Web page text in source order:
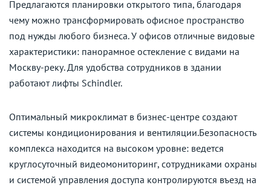
Предлагаются планировки открытого типа, благодаря
чему можно трансформировать офисное пространство
под нужды любого бизнеса. У офисов отличные видовые
характеристики: панорамное остекление с видами на
Москву-реку. Для удобства сотрудников в здании
работают лифты Schindler.
Оптимальный микроклимат в бизнес-центре создают
системы кондиционирования и вентиляции.Безопасность
комплекса находится на высоком уровне: ведется
круглосуточный видеомониторинг, сотрудниками охраны
и системой управления доступа контролируются въезд на